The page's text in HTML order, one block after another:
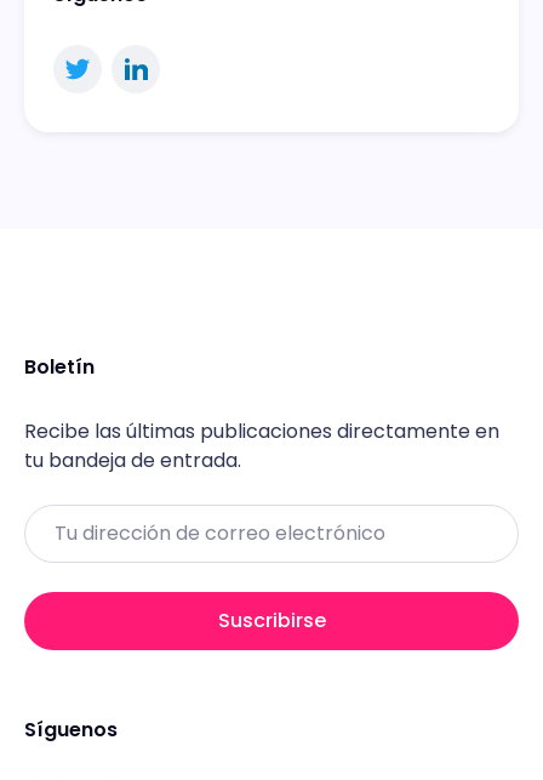
Boletín
Recibe las últimas publicaciones directamente en
tu bandeja de entrada.
Email
Suscribirse
Síguenos